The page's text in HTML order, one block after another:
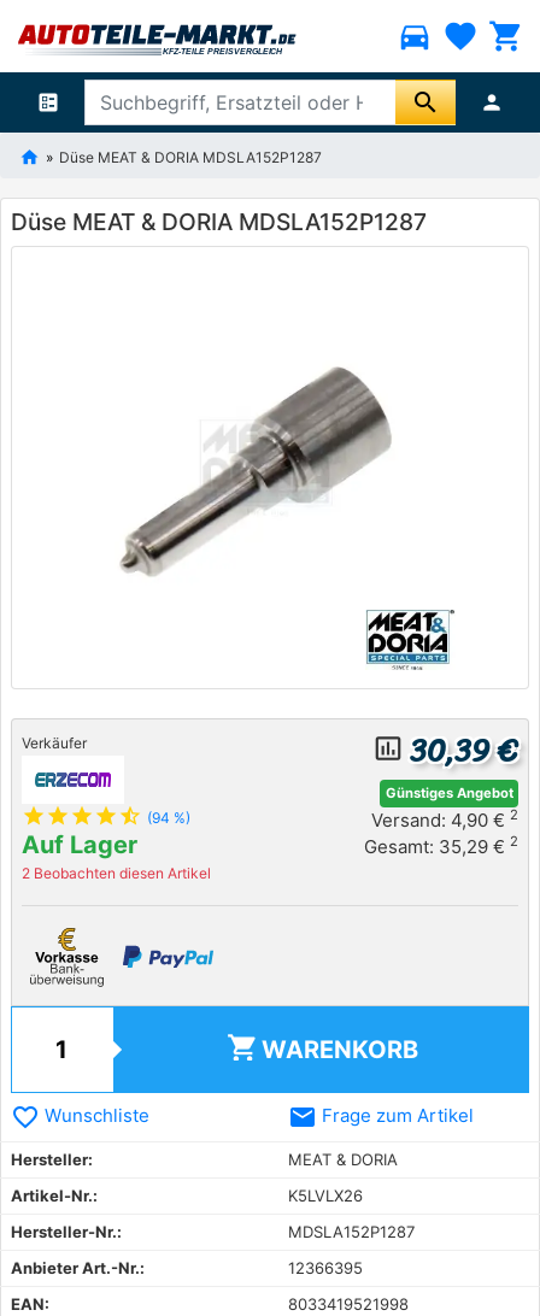
directions_car favorite shopping_cart
ballot search person
Düse MEAT & DORIA MDSLA152P1287
Düse MEAT & DORIA MDSLA152P1287
Verkäufer
star star star star star_half (94 %)
Auf Lager
2 Beobachten diesen Artikel
insert_chart_outlined 30,39 €
Günstiges Angebot
Versand: 4,90 € 2
Gesamt: 35,29 € 2
shopping_cart WARENKORB
favorite_border Wunschliste email Frage zum Artikel
Hersteller:
MEAT & DORIA
Artikel-Nr.:
K5LVLX26
Hersteller-Nr.:
MDSLA152P1287
Anbieter Art.-Nr.:
12366395
EAN:
8033419521998